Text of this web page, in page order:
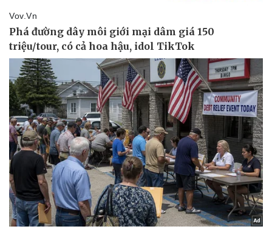
Thể thao
Bóng đá
Lịch thi đấu bóng đá
Thế giới thể thao
eSports
Hậu trường
Ô tô - Xe máy
Ô tô
Xe máy
Tư vấn